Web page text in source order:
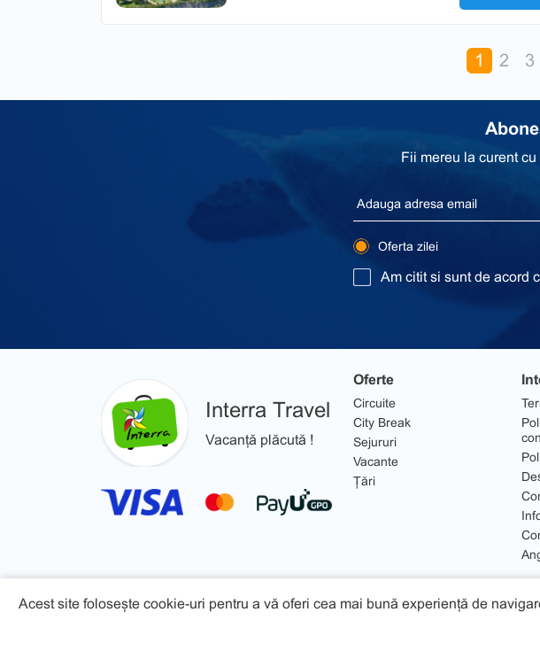
1 2 3
Fii mereu la curent
Oferta zilei
Am citit si sunt de acord
Interra Travel
Vacanță plăcută !
Oferte
Circuite
City Break
Sejururi
Vacante
Țări
Acest site folosește cookie-uri pentru a vă oferi cea mai bună experiență de